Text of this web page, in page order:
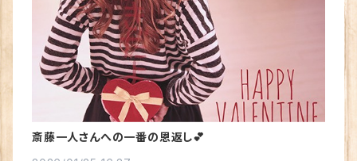
斎藤一人さんへの一番の恩返し💕